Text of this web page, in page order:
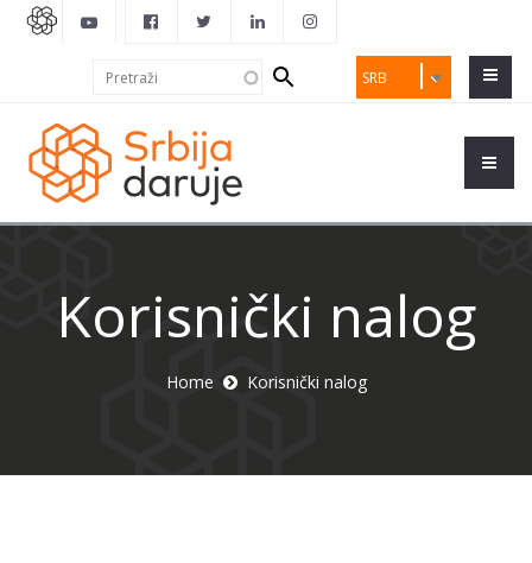
SRB
Search
form
Korisnički nalog
Home Korisnički nalog